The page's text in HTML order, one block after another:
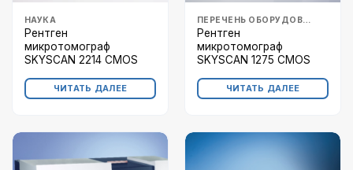
НАУКА
Рентген
микротомограф
SKYSCAN 2214 CMOS
ЧИТАТЬ ДАЛЕЕ
Рентген
микротомограф
SKYSCAN 1275 CMOS
ЧИТАТЬ ДАЛЕЕ